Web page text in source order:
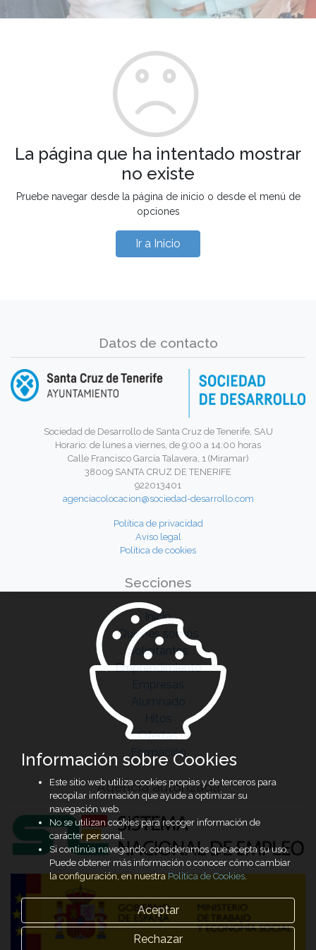
La página que ha intentado mostrar
no existe
Pruebe navegar desde la página de inicio o desde el menú de
opciones
Ir a Inicio
Datos de contacto
Sociedad de Desarrollo de Santa Cruz de Tenerife, SAU
Horario: de lunes a viernes, de 9:00 a 14:00 horas
Calle Francisco García Talavera, 1 (Miramar)
38009 SANTA CRUZ DE TENERIFE
922013401
agenciacolocacion@sociedad-desarrollo.com
Política de privacidad
Aviso legal
Política de cookies
Secciones
Inicio
Quiénes somos
Solicitantes
Emprendimiento
Empresas
Alumnado
Hitos
Ofertas
Formación
Agencia autorizada
Información sobre Cookies
Este sitio web utiliza cookies propias y de terceros para
recopilar información que ayude a optimizar su
navegación web.
No se utilizan cookies para recoger información de
carácter personal.
Si continúa navegando, consideramos que acepta su uso.
Puede obtener más información o conocer cómo cambiar
la configuración, en nuestraPolítica de Cookies.
Aceptar
Rechazar